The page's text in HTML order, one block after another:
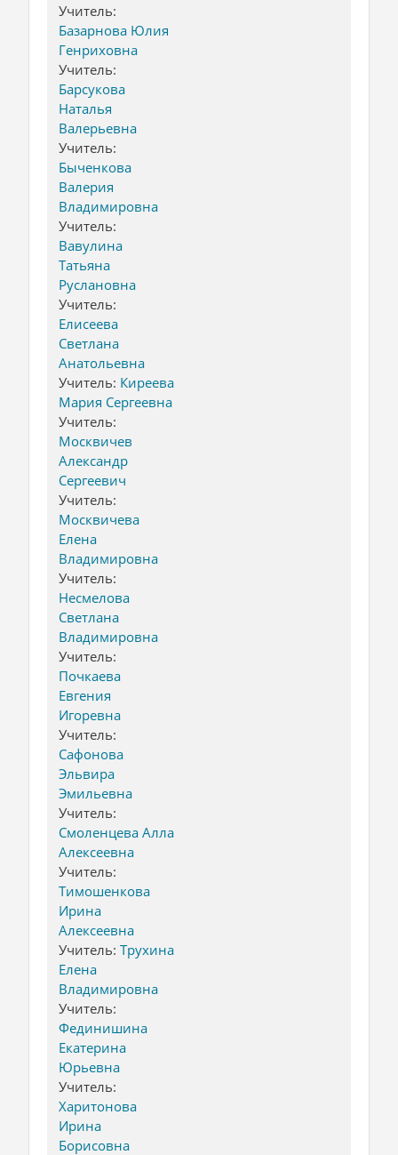
Учитель:
Базарнова Юлия
Генриховна
Учитель:
Барсукова
Наталья
Валерьевна
Учитель:
Быченкова
Валерия
Владимировна
Учитель:
Вавулина
Татьяна
Руслановна
Учитель:
Елисеева
Светлана
Анатольевна
Учитель: Киреева
Мария Сергеевна
Учитель:
Москвичев
Александр
Сергеевич
Учитель:
Москвичева
Елена
Владимировна
Учитель:
Несмелова
Светлана
Владимировна
Учитель:
Почкаева
Евгения
Игоревна
Учитель:
Сафонова
Эльвира
Эмильевна
Учитель:
Смоленцева Алла
Алексеевна
Учитель:
Тимошенкова
Ирина
Алексеевна
Учитель: Трухина
Елена
Владимировна
Учитель:
Фединишина
Екатерина
Юрьевна
Учитель:
Харитонова
Ирина
Борисовна